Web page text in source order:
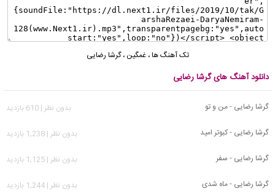
تک آهنگ ها،غمگین ،گرشا رضایی
دانلود آهنگ های گرشا رضایی
گرشا رضایی - من و تو
بدون نظر | 610 بازدید
گرشا رضایی - کبوتر امید
بدون نظر | 1,238 بازدید
گرشا رضایی - سفر
بدون نظر | 1,125 بازدید
گرشا رضایی - ماه شدی
بدون نظر | 1,244 بازدید